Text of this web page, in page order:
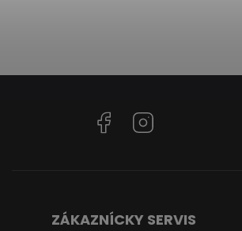
Facebook
ZÁKAZNÍCKY SERVIS